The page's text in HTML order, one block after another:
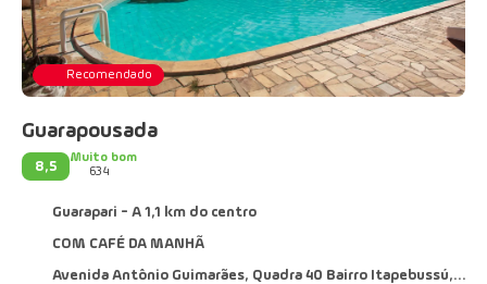
Recomendado
Guarapousada
8,5
Muito bom
634
Guarapari - A 1,1 km do centro
COM CAFÉ DA MANHÃ
Avenida Antônio Guimarães, Quadra 40 Bairro Itapebussú, Guarapari 29210-190